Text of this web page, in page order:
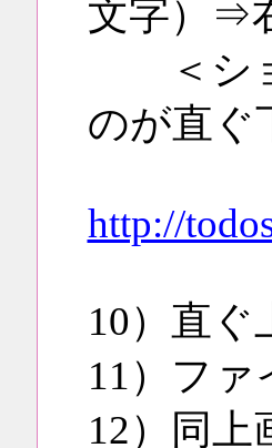
文字）⇒
＜ショ
のが直ぐ
http://
10）直
11）ファ
12）同